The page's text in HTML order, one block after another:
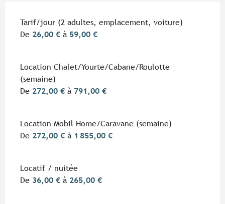
Tarifs 2026
Tarif/jour (2 adultes, emplacement, voiture)
De 26,00 € à 59,00 €
Location Chalet/Yourte/Cabane/Roulotte
(semaine)
De 272,00 € à 791,00 €
Location Mobil Home/Caravane (semaine)
De 272,00 € à 1 855,00 €
Locatif / nuitée
De 36,00 € à 265,00 €